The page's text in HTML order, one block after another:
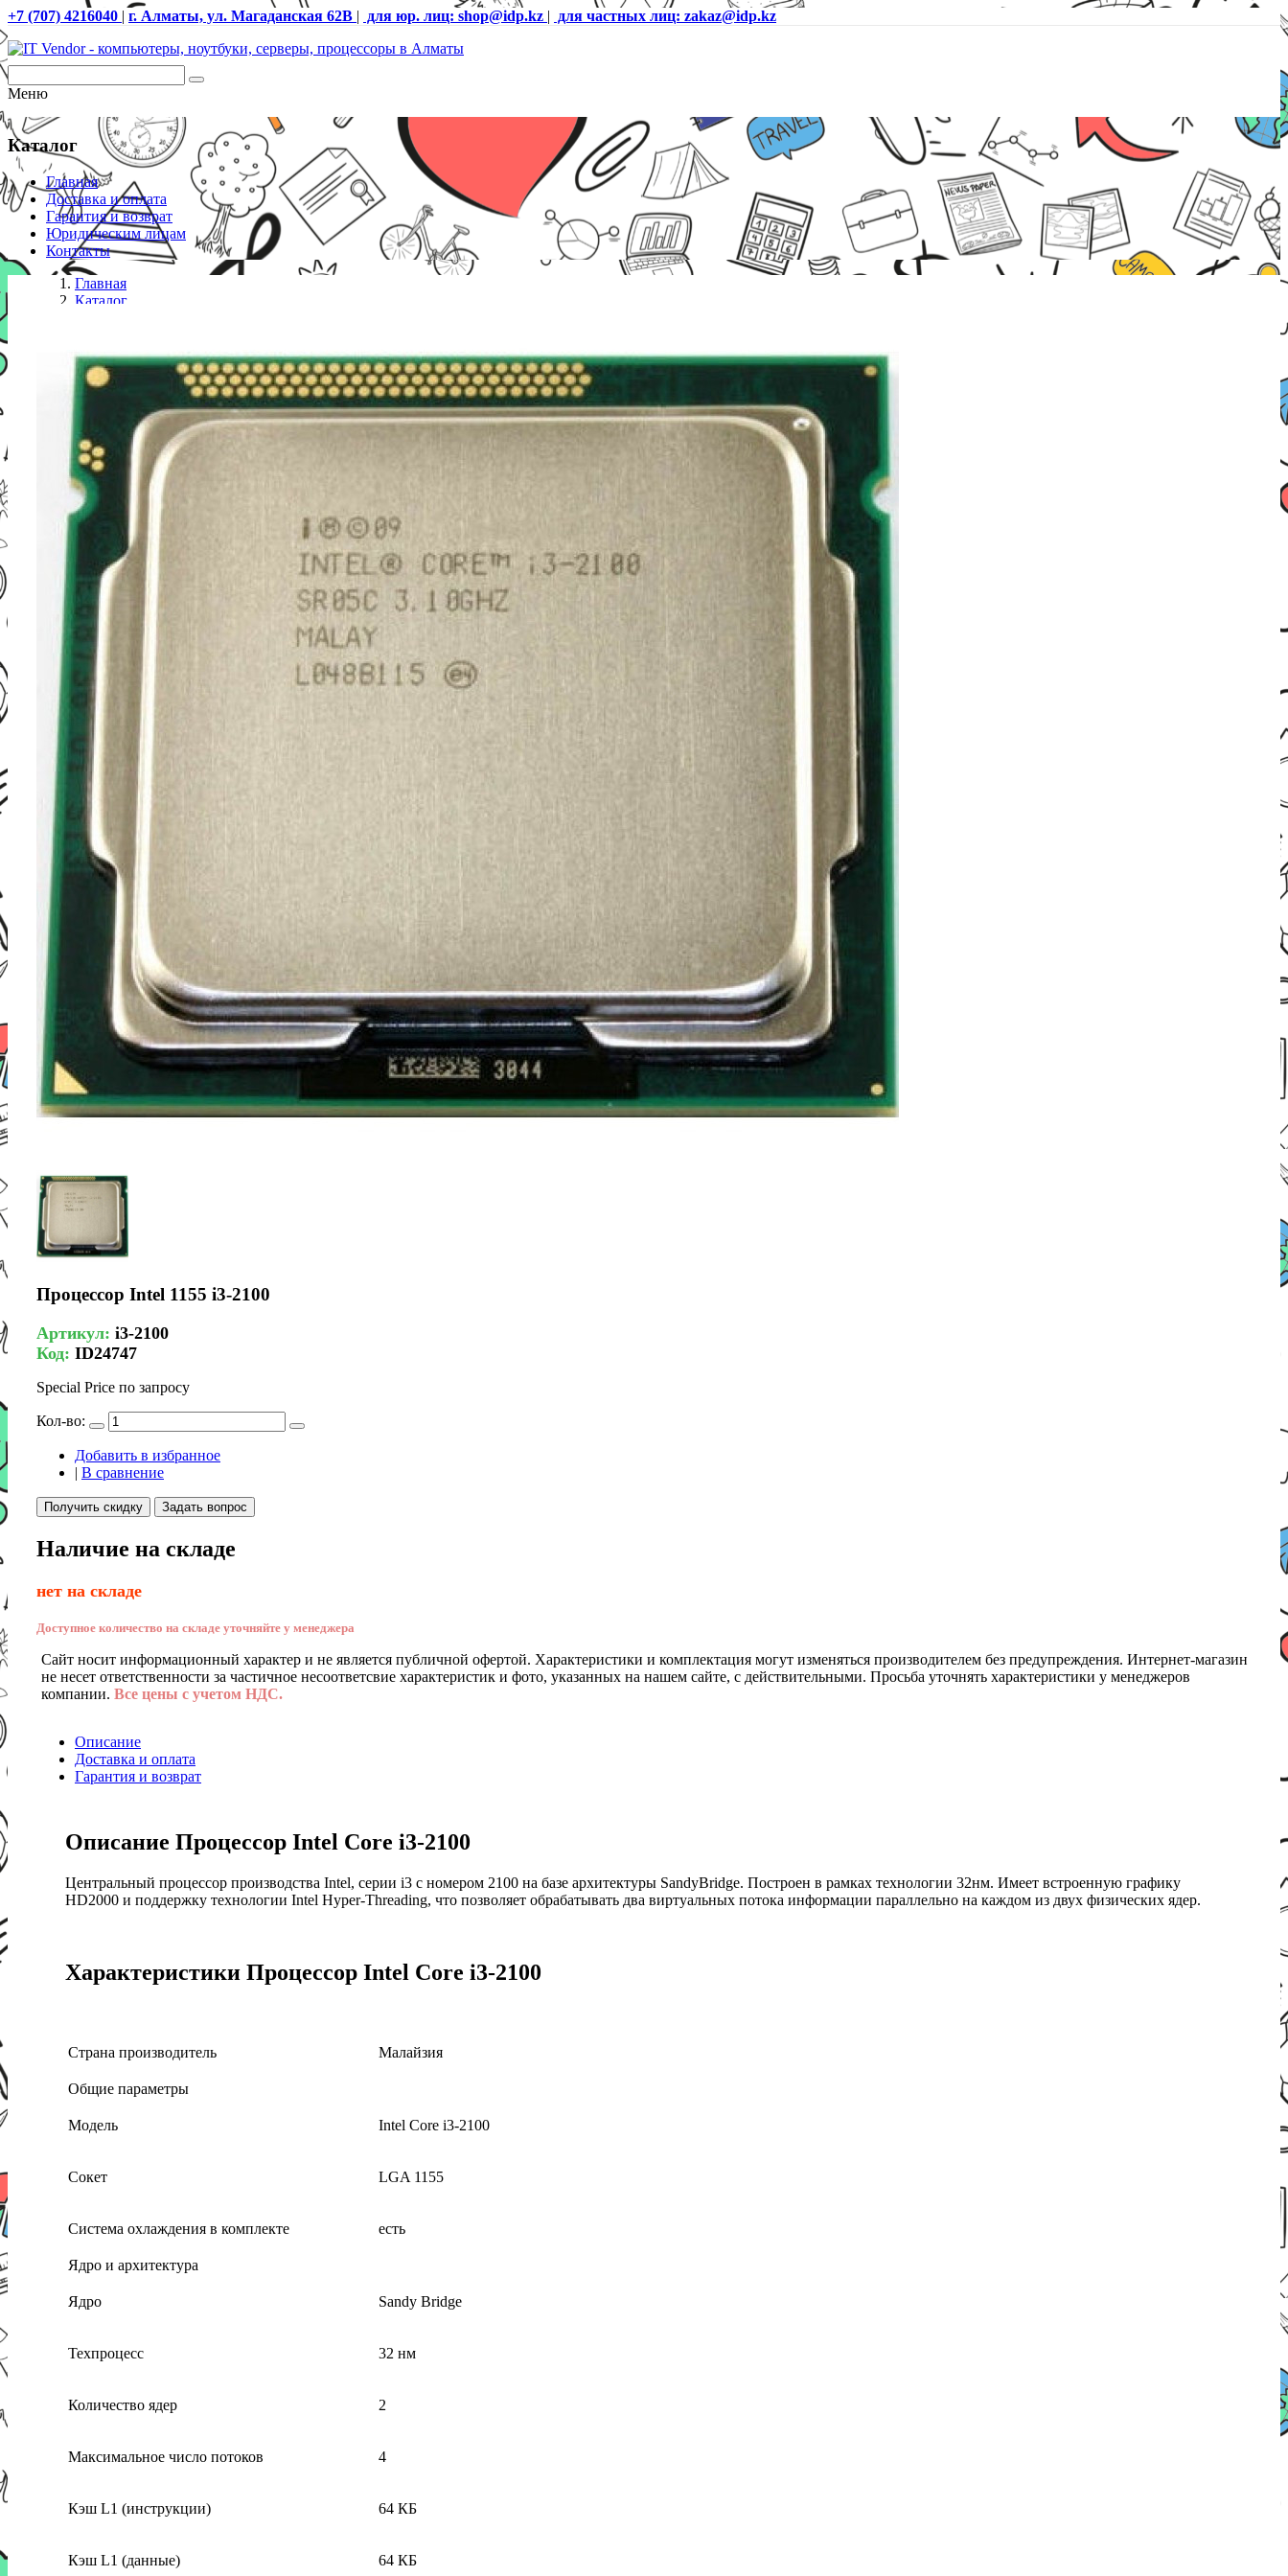
+7 (707) 4216040 | г. Алматы, ул. Магаданская 62В | для юр. лиц: shop@idp.kz | для частных лиц: zakaz@idp.kz
Меню
Каталог
Главная
Доставка и оплата
Гарантия и возврат
Юридическим лицам
Контакты
Главная
Каталог
Процессор Intel 1155 i3-2100
Артикул: i3-2100
Код: ID24747
Special Price по запросу
Кол-во:
Добавить в избранное
| В сравнение
Получить скидку Задать вопрос
Наличие на складе
нет на складе
Доступное количество на складе уточняйте у менеджера
Сайт носит информационный характер и не является публичной офертой. Характеристики и комплектация могут изменяться производителем без предупреждения. Интернет-магазин
не несет ответственности за частичное несоответсвие характеристик и фото, указанных на нашем сайте, с действительными. Просьба уточнять характеристики у менеджеров
компании. Все цены с учетом НДС.
Описание
Доставка и оплата
Гарантия и возврат
Описание Процессор Intel Core i3-2100
Центральный процессор производства Intel, серии i3 c номером 2100 на базе архитектуры SandyBridge. Построен в рамках технологии 32нм. Имеет встроенную графику
HD2000 и поддержку технологии Intel Hyper-Threading, что позволяет обрабатывать два виртуальных потока информации параллельно на каждом из двух физических ядер.
Характеристики Процессор Intel Core i3-2100
Страна производитель Малайзия
Общие параметры
Модель Intel Core i3-2100
Сокет LGA 1155
Система охлаждения в комплекте есть
Ядро и архитектура
Ядро Sandy Bridge
Техпроцесс 32 нм
Количество ядер 2
Максимальное число потоков 4
Кэш L1 (инструкции) 64 КБ
Кэш L1 (данные) 64 КБ